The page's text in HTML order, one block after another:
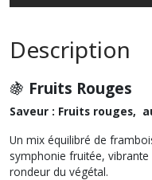
Description
🍇 Fruits Rouges
Saveur : Fruits rouges,
Un mix équilibré de
symphonie fruitée,
rondeur du végétal.